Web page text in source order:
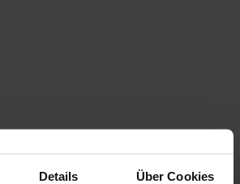
Details Über Cookies